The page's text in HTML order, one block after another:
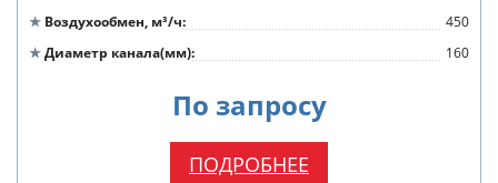
Воздухообмен, м³/ч
450
Диаметр канала(мм)
160
По запросу
ПОДРОБНЕЕ